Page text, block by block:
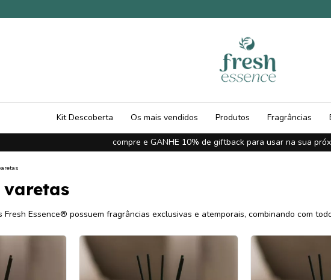
compre e GANHE 10% de giftback para usar na sua
Kit Descoberta Os mais vendidos Produtos Fragrâncias
varetas
Essence® possuem fragrâncias exclusivas e atemporais, combinando com